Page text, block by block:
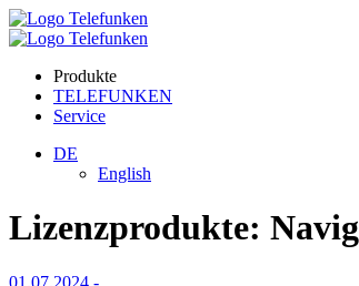
Produkte
TELEFUNKEN
Service
DE
English
Lizenzprodukte:
01.07.2024 -